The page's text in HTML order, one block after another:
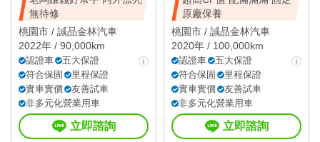
無待修
桃園市 / 誠品金林汽車
2022年 / 90,000km
認證車
五大保證
符合保固
里程保證
實車實價
友善試車
非多元化營業用車
立即諮詢
原廠保養
桃園市 / 誠品金林汽車
2020年 / 100,000km
認證車
五大保證
符合保固
里程保證
實車實價
友善試車
非多元化營業用車
立即諮詢